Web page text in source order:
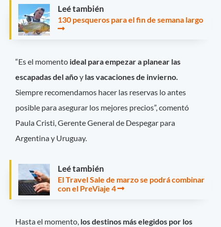
Leé también
130 pesqueros para el fin de semana largo
“Es el momento ideal para empezar a planear las
escapadas del añoy las vacaciones de invierno.
Siempre recomendamos hacer las reservas lo antes
posible para asegurar los mejores precios”, comentó
Paula Cristi, Gerente General de Despegar para
Argentina y Uruguay.
Leé también
El Travel Sale de marzo se podrá combinar
con el PreViaje 4
Hasta el momento, los destinos más elegidos por los